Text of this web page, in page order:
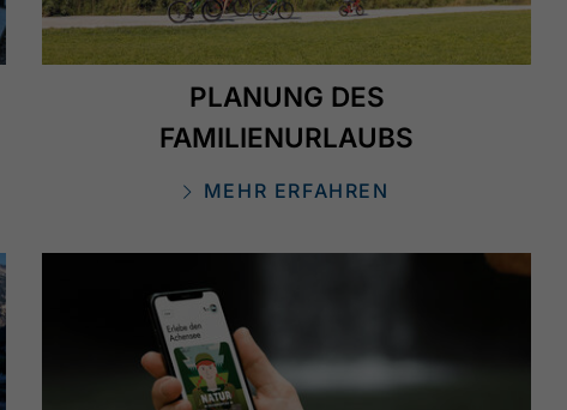
PLANUNG DES
FAMILIENURLAUBS
MEHR ERFAHREN